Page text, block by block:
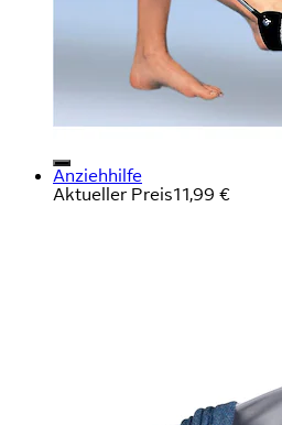
Anziehhilfe
Aktueller Preis11,99 €